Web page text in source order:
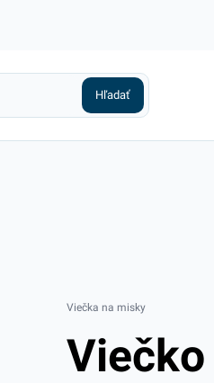
Viečka na misky
Viečko